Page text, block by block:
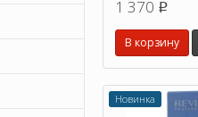
окрашивания,
цвет с
пяти уровней
1 370 p
В корзину
Новинка